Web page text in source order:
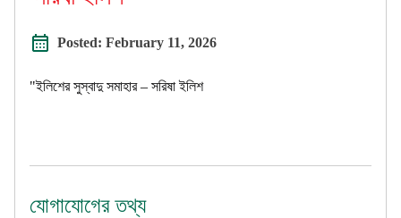
Posted: February 11, 2026
"ইলিশের সুস্বাদু সমাহার – সরিষা ইলিশ
যোগাযোগের তথ্য